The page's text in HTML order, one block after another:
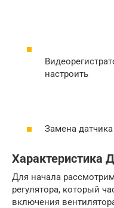
настроить
Замена
Характеристика
Для начала
регулятора, который
включения